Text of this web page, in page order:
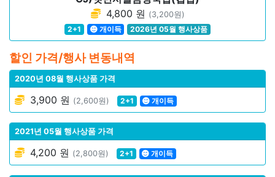
4,800 원 (3,200원)
2+1
개이득 2026년 05월 행사상품
할인 가격/행사 변동내역
2020년 08월 행사상품 가격
3,900 원 (2,600원) 2+1 개이득
2021년 05월 행사상품 가격
4,200 원 (2,800원) 2+1 개이득